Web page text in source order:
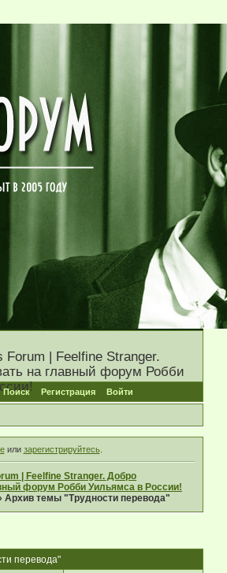
Forum | Feelfine Stranger.
на главный форум Робби
Поиск Регистрация Войти
или зарегистрируйтесь.
| Feelfine Stranger. Добро
форум Робби Уильямса в России!
Архив темы "Трудности перевода"
перевода"